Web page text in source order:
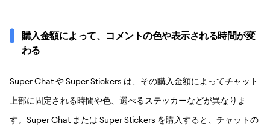
購入金額によって、コメントの色や表示される時間が変
わる
Super Chat や Super Stickers は、その購入金額によってチャット
上部に固定される時間や色、選べるステッカーなどが異なりま
す。Super Chat または Super Stickers を購入すると、チャットの